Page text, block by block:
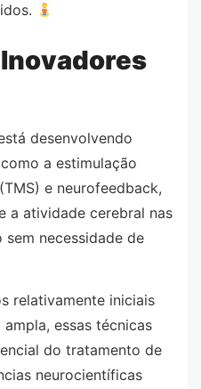
desenvolvendo
a estimulação
e neurofeedback,
a atividade cerebral nas
necessidade de
relativamente iniciais
essas técnicas
do tratamento de
neurocientíficas